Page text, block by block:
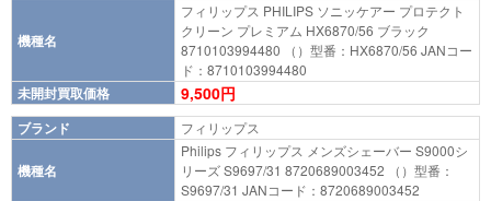
機種名
フィリップス PHILIPS ソニッケアー プロテクト
クリーン プレミアム HX6870/56 ブラック
8710103994480 （）型番：HX6870/56 JANコー
ド：8710103994480
未開封買取価格 9,500円
ブランド フィリップス
機種名
Philips フィリップス メンズシェーバー S9000シ
リーズ S9697/31 8720689003452 （）型番：
S9697/31 JANコード：8720689003452